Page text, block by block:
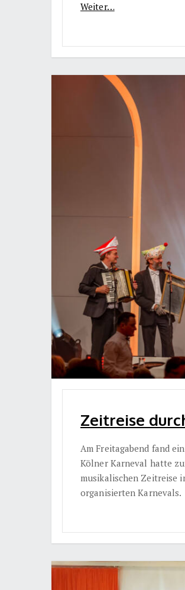
Weiter…
Zeitreise
Am Freitagabend fand
Kölner Karneval hatte
musikalischen Zeitreise
organisierten Karnevals.